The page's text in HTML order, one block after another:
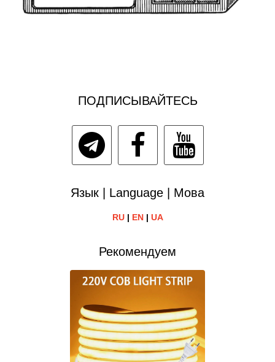
ПОДПИСЫВАЙТЕСЬ
Язык | Language | Мова
RU| EN| UA
Рекомендуем